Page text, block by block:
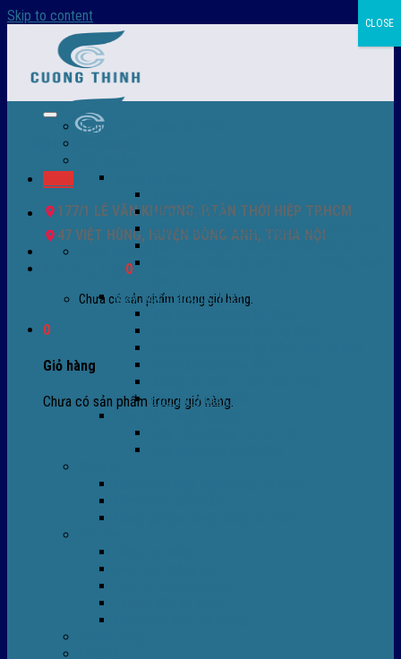
Skip to content
177/1 LÊ VĂN KHƯƠNG, P.TÂN THỚI HIỆP TP.HCM
47 VIỆT HÙNG, HUYỆN ĐÔNG ANH, TP.HÀ NỘI
0932 756 950
0
Chưa có sản phẩm trong giỏ hàng.
0
Giỏ hàng
Chưa có sản phẩm trong giỏ hàng.
Trang chủ – Màng co POF
Màng co PVC
Màng quấn PALLET- màng PE- màng chit
Màng skinpack - skinfilm - hút sát da
Máy bọc màng co POF
Phụ tùng thay thế
CLOSE